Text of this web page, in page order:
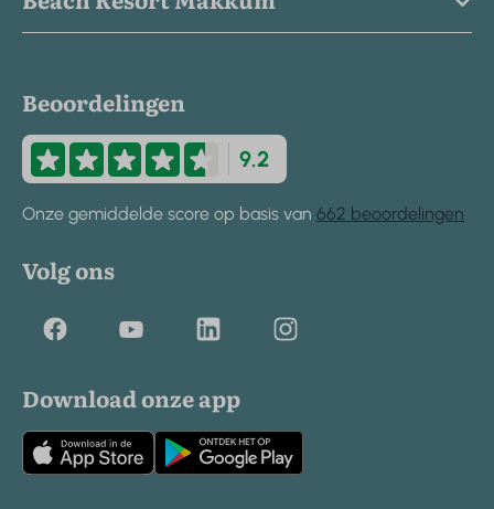
Beoordelingen
9.2
Onze gemiddelde score op basis van 662 beoordelingen
Volg ons
Download onze app